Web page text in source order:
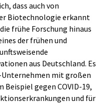
dass auch von
Biotechnologie erkannt
frühe Forschung hinaus
der frühen und
aus Deutschland. Es
mit großen
gegen COVID-19,
und für